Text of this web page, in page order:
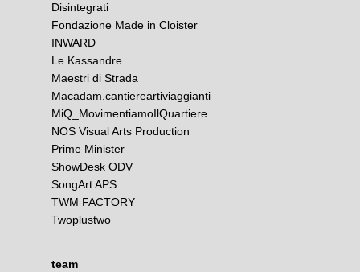
Disintegrati
Fondazione Made in Cloister
INWARD
Le Kassandre
Maestri di Strada
Macadam.cantiereartiviaggianti
MiQ_MovimentiamoIlQuartiere
NOS Visual Arts Production
Prime Minister
ShowDesk ODV
SongArt APS
TWM FACTORY
Twoplustwo
team